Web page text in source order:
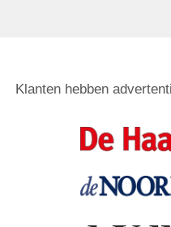
Klanten hebben